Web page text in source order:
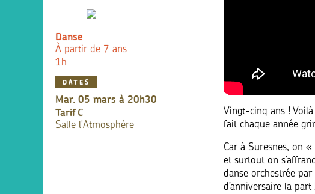
Danse
À partir de 7 ans
1h
DATES
mar. 05 mars à 20h30
TarifC
Salle l'Atmosphère
Vingt-cinq ans !
fait chaque année
Car à Suresnes, on
et surtout on
danse orchestrée
d’anniversaire la